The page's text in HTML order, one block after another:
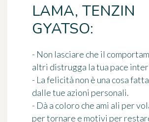
LAMA, TENZIN
GYATSO:
- Non lasciare che il
altri distrugga la tua pace
- La felicità non è una cosa
dalle tue azioni personali.
- Dà a coloro che ami ali per
per tornare e motivi per